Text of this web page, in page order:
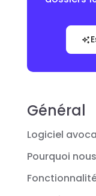
Général
Logiciel
Pourquoi nous